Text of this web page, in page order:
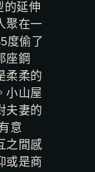
的延伸
聚在一
度偷了
座鋼
柔柔的
小山屋
夫妻的
意
之間感
或是商